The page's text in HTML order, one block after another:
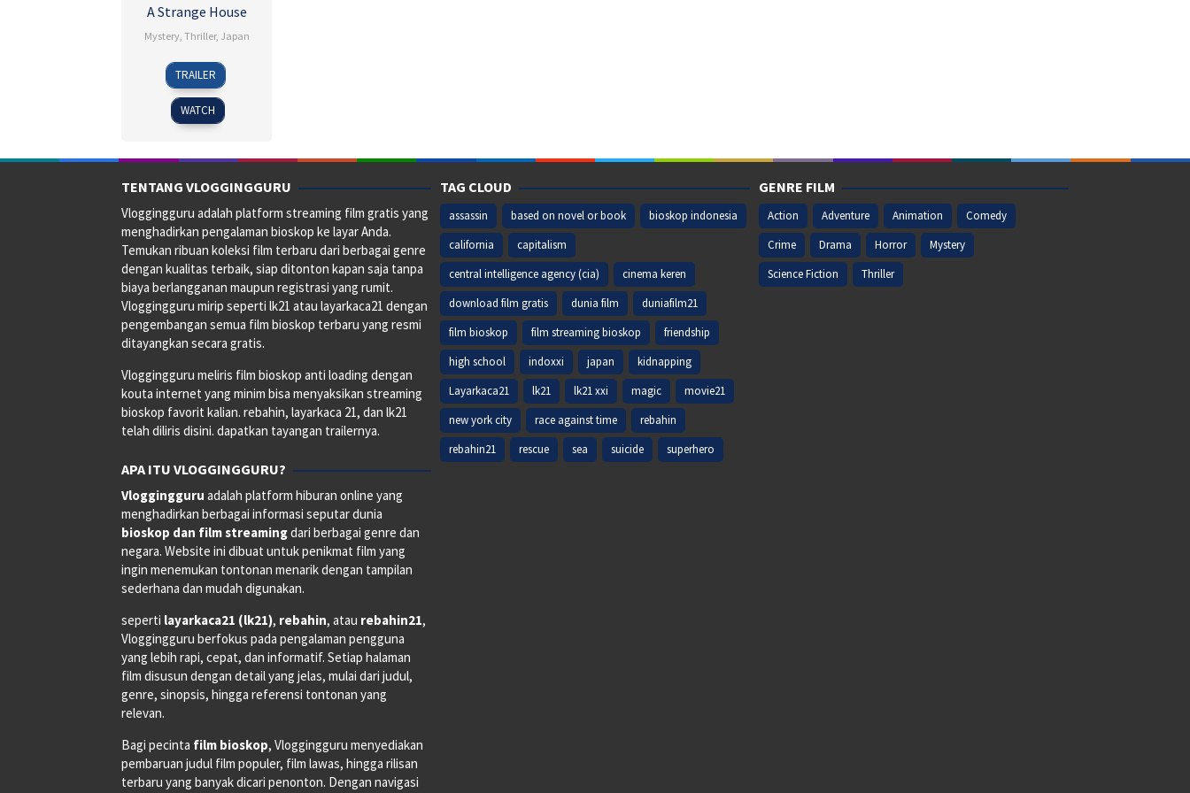
A Strange House
Mystery, Thriller, Japan
15
Mar
2024
Junichi
Ishikawa
TRAILER
WATCH
TENTANG VLOGGINGGURU
Vloggingguru adalah platform streaming film gratis yang
menghadirkan pengalaman bioskop ke layar Anda.
Temukan ribuan koleksi film terbaru dari berbagai genre
dengan kualitas terbaik, siap ditonton kapan saja tanpa
biaya berlangganan maupun registrasi yang rumit.
Vloggingguru mirip seperti lk21 atau layarkaca21 dengan
pengembangan semua film bioskop terbaru yang resmi
ditayangkan secara gratis.
Vloggingguru meliris film bioskop anti loading dengan
kouta internet yang minim bisa menyaksikan streaming
bioskop favorit kalian. rebahin, layarkaca 21, dan lk21
telah diliris disini. dapatkan tayangan trailernya.
APA ITU VLOGGINGGURU?
Vloggingguru adalah platform hiburan online yang
menghadirkan berbagai informasi seputar dunia
bioskop dan film streamingdari berbagai genre dan
negara. Website ini dibuat untuk penikmat film yang
ingin menemukan tontonan menarik dengan tampilan
sederhana dan mudah digunakan.
seperti layarkaca21 (lk21), rebahin, atau rebahin21,
Vloggingguru berfokus pada pengalaman pengguna
yang lebih rapi, cepat, dan informatif. Setiap halaman
film disusun dengan detail yang jelas, mulai dari judul,
genre, sinopsis, hingga referensi tontonan yang
relevan.
Bagi pecinta film bioskop, Vloggingguru menyediakan
pembaruan judul film populer, film lawas, hingga rilisan
terbaru yang banyak dicari penonton. Dengan navigasi
TAG CLOUD
assassin based on novel or book
bioskop indonesia
california
capitalism
central intelligence agency (cia)
cinema keren
download film gratis
dunia film
duniafilm21
film bioskop
film streaming bioskop
friendship
high school
indoxxi japan
kidnapping
Layarkaca21
lk21 lk21 xxi magic
movie21
new york city
race against time
rebahin
rebahin21
rescue sea suicide superhero
GENRE FILM
Action Adventure Animation
Comedy
Crime
Drama Horror
Mystery
Science Fiction
Thriller